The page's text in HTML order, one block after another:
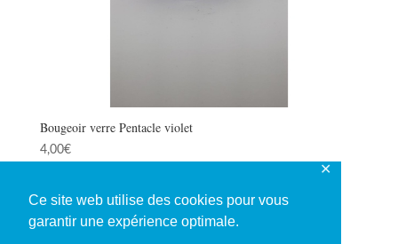
Ce site web utilise des cookies pour vous
garantir une expérience optimale.
✕
Bougeoir verre Pentacle violet
4,00€
1 2 →